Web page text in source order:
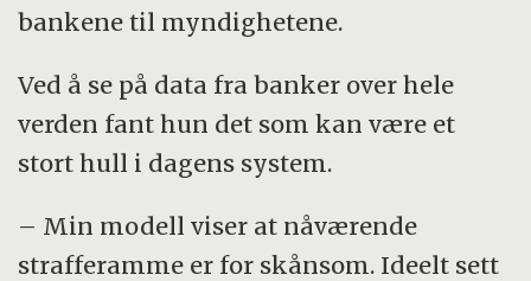
bankene til myndighetene.
Ved å se på data fra banker over hele
verden fant hun det som kan være et
stort hull i dagens system.
– Min modell viser at nåværende
strafferamme er for skånsom. Ideelt sett